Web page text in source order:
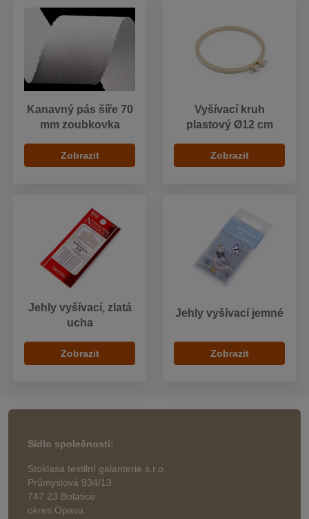
Kanavný pás šíře 70
mm zoubkovka
Zobrazit
Vyšívací kruh
plastový Ø12 cm
Zobrazit
Jehly vyšívací, zlatá
ucha
Zobrazit
Jehly vyšívací jemné
Zobrazit
Sídlo společnosti:
Stoklasa textilní galanterie s.r.o.
Průmyslová 934/13
747 23 Bolatice
okres Opava